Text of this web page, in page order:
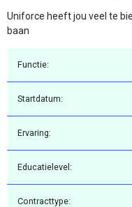
Uniforce heeft jou veel te
baan
Functie:
Startdatum:
Ervaring:
Educatielevel:
Contracttype: